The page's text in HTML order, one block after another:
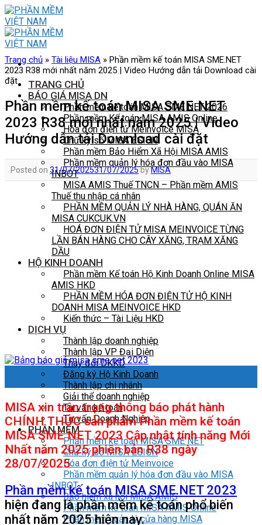
Skip
to
content
TRANG CHỦ
BÁO GIÁ MISA DN
Phần mềm kế toán MISA SME NET 2026
Phần mềm Kế toán MISA AMIS Online
Hóa đơn điện tử Meinvoice MISA
Chữ ký số MISA ESIGN
Phần mềm Bảo Hiểm Xã Hội MISA AMIS
Phần mềm quản lý hóa đơn đầu vào MISA
INBOT
MISA AMIS Thuế TNCN – Phần mềm AMIS
Thuế thu nhập cá nhân
PHẦN MỀM QUẢN LÝ NHÀ HÀNG, QUÁN ĂN
MISA CUKCUK.VN
HOÁ ĐƠN ĐIỆN TỬ MISA MEINVOICE TỪNG
LẦN BÁN HÀNG CHO CÂY XĂNG, TRẠM XĂNG
DẦU
HỘ KINH DOANH
Phần mềm Kế toán Hộ Kinh Doanh Online MISA
AMIS HKD
PHẦN MỀM HÓA ĐƠN ĐIỆN TỬ HỘ KINH
DOANH MISA MEINVOICE HKD
Kiến thức – Tài Liệu HKD
DỊCH VỤ
Thành lập doanh nghiệp
Thành lập VP Đại Diện
Thay đổi DKKD
Đăng ký Hộ Kinh Doanh
Thành lập chi nhánh
Giải thể doanh nghiệp
Tư vấn kế toán
Tư vấn Doanh Nghiệp
PHẦN MỀM
Phần mềm kế toán MISA SME NET
Chữ ký số MISA ESIGN
Hóa đơn điện tử Meinvoice
Phần mềm quản lý hóa đơn đầu vào MISA
INBOT
Bảo hiểm xã hội MISA AMIS
Phần mềm kế toán MISA AMIS Online
Phần mềm quản lý cửa hàng MISA
Trang chủ » Tài liệu MISA » Phần mềm kế toán MISA SME.NET
2023 R38 mới nhất năm 2025 | Video Hướng dẫn tải Download cài
đặt
Phần mềm kế toán MISA SME.NET
2023 R38 mới nhất năm 2025 | Video
Hướng dẫn tải Download cài đặt
Posted on 31/07/202531/07/2025byMISA
MISA xin trân trọng thông báo phát hành
CHÍNH THỨC sản phẩm Phần mềm kế toán
MISA SME NET 2023 Cập nhật tính năng Mới
Nhất năm 2025phiên bản R38 ngày
28/07/2025
Phần mềm kế toán MISA SME.NET 2023
hiện đang là phần mềm kế toán phổ biến
nhất năm 2025 hiện nay.